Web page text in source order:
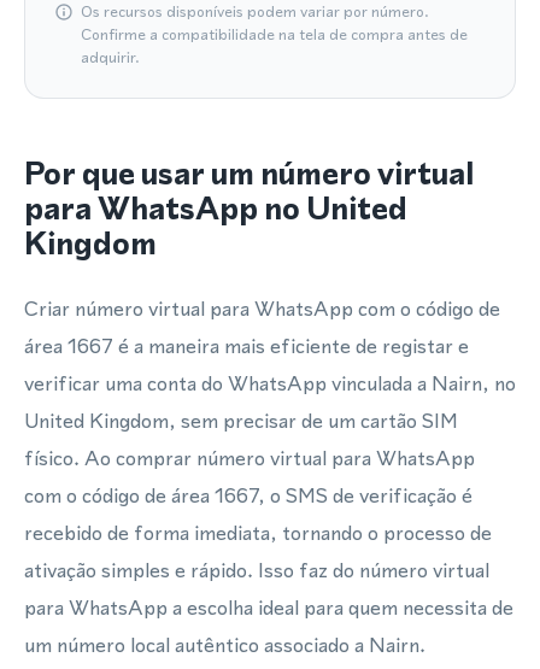
Os recursos disponíveis podem variar por número.
Confirme a compatibilidade na tela de compra antes de
adquirir.
Por que usar um número virtual
para WhatsApp no United
Kingdom
Criar número virtual para WhatsApp com o código de
área 1667 é a maneira mais eficiente de registar e
verificar uma conta do WhatsApp vinculada a Nairn, no
United Kingdom, sem precisar de um cartão SIM
físico. Ao comprar número virtual para WhatsApp
com o código de área 1667, o SMS de verificação é
recebido de forma imediata, tornando o processo de
ativação simples e rápido. Isso faz do número virtual
para WhatsApp a escolha ideal para quem necessita de
um número local autêntico associado a Nairn.